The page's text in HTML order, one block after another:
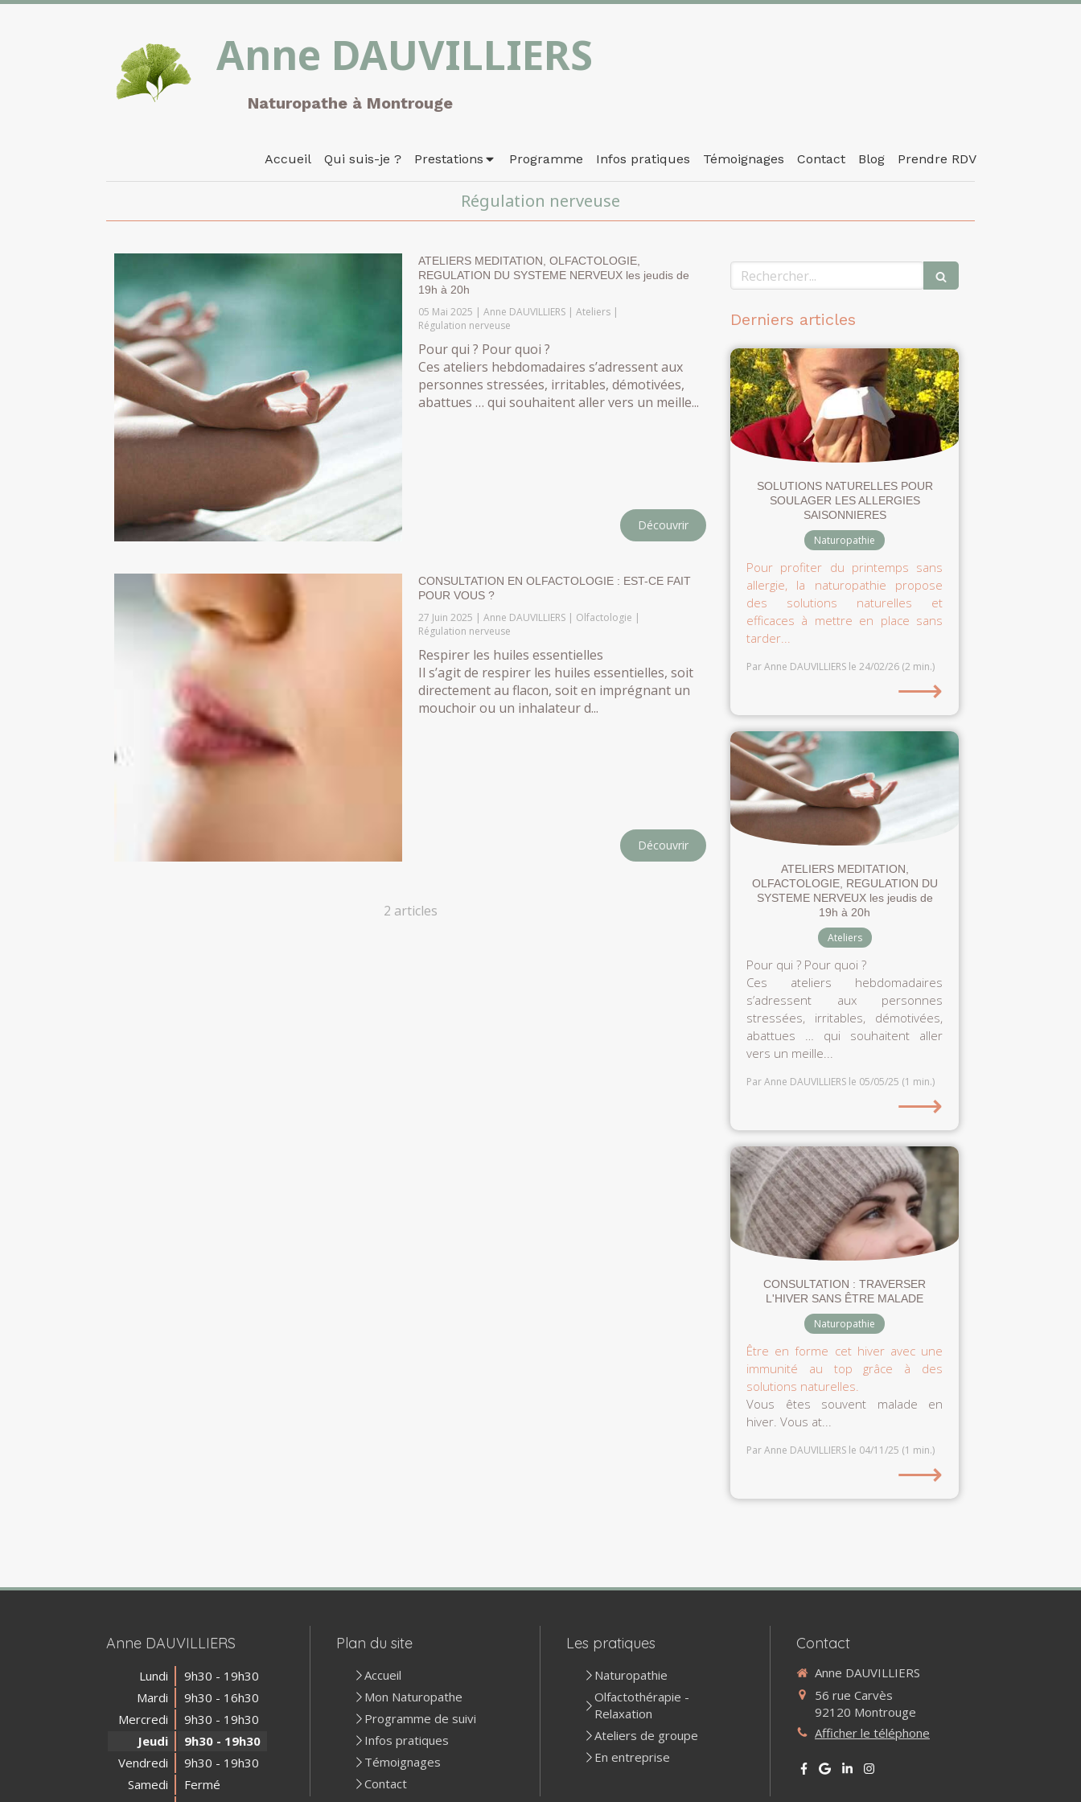
Anne DAUVILLIERS
Naturopathe à Montrouge
Accueil Qui suis-je ? Prestations Programme Infos pratiques Témoignages Contact Blog Prendre RDV
Régulation nerveuse
ATELIERS MEDITATION, OLFACTOLOGIE,
REGULATION DU SYSTEME NERVEUX les jeudis de
19h à 20h
05 Mai 2025 Anne DAUVILLIERS
Ateliers
Régulation nerveuse
Pour qui ? Pour quoi ?
Ces ateliers hebdomadaires s’adressent aux
personnes stressées, irritables, démotivées,
abattues … qui souhaitent aller vers un meille...
Découvrir
CONSULTATION EN OLFACTOLOGIE : EST-CE FAIT
POUR VOUS ?
27 Juin 2025 Anne DAUVILLIERS
Olfactologie
Régulation nerveuse
Respirer les huiles essentielles
Il s’agit de respirer les huiles essentielles, soit
directement au flacon, soit en imprégnant un
mouchoir ou un inhalateur d...
Découvrir
2 articles
Rechercher
Derniers articles
SOLUTIONS NATURELLES POUR
SOULAGER LES ALLERGIES
SAISONNIERES
Naturopathie
Pour profiter du printemps sans
allergie, la naturopathie propose
des solutions naturelles et
efficaces à mettre en place sans
tarder...
Par Anne DAUVILLIERS le 24/02/26 (2 min.)
⟶
ATELIERS MEDITATION,
OLFACTOLOGIE, REGULATION DU
SYSTEME NERVEUX les jeudis de
19h à 20h
Ateliers
Pour qui ? Pour quoi ?
Ces ateliers hebdomadaires
s’adressent aux personnes
stressées, irritables, démotivées,
abattues … qui souhaitent aller
vers un meille...
Par Anne DAUVILLIERS le 05/05/25 (1 min.)
⟶
CONSULTATION : TRAVERSER
L'HIVER SANS ÊTRE MALADE
Naturopathie
Être en forme cet hiver avec une
immunité au top grâce à des
solutions naturelles.
Vous êtes souvent malade en
hiver. Vous at...
Par Anne DAUVILLIERS le 04/11/25 (1 min.)
⟶
Anne DAUVILLIERS
Lundi
9h30 - 19h30
Mardi
9h30 - 16h30
Mercredi
9h30 - 19h30
Jeudi
9h30 - 19h30
Vendredi
9h30 - 19h30
Samedi
Fermé
Plan du site
Accueil
Mon Naturopathe
Programme de suivi
Infos pratiques
Témoignages
Contact
Les pratiques
Naturopathie
Olfactothérapie -
Relaxation
Ateliers de groupe
En entreprise
Contact
Anne DAUVILLIERS
56 rue Carvès
92120 Montrouge
Afficher le téléphone